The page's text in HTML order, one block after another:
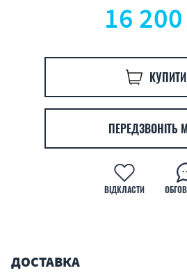
16 200
КУПИТИ
ПЕРЕДЗВОНІТЬ
ВІДКЛАСТИ
ДОСТАВКА